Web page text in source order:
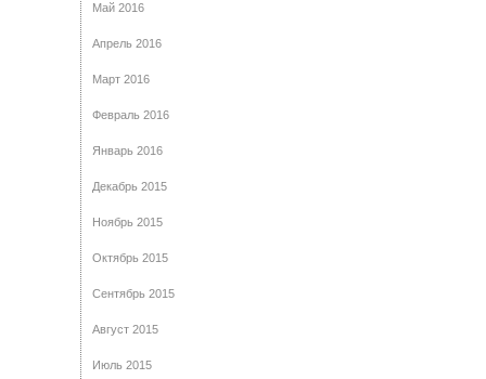
Май 2016
Апрель 2016
Март 2016
Февраль 2016
Январь 2016
Декабрь 2015
Ноябрь 2015
Октябрь 2015
Сентябрь 2015
Август 2015
Июль 2015